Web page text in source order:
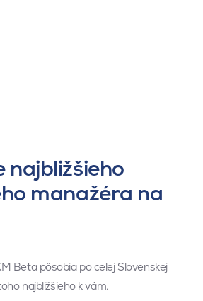
manažéra na
Beta pôsobia po celej Slovenskej
najbližšieho k vám.